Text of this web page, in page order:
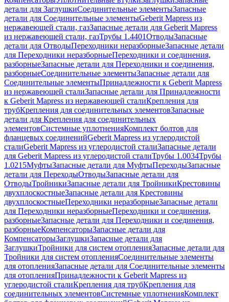
детали для ЗаглушкиСоединительные элементыЗапасные
детали для Соединительные элементыGeberit Mapress из
нержавеющей стали, газЗапасные детали для Geberit Mapress
из нержавеющей стали, газТрубы 1.4401ОтводыЗапасные
детали для ОтводыПереходники неразборныеЗапасные детали
для Переходники неразборныеПереходники и соединения,
разборныеЗапасные детали для Переходники и соединения,
разборныеСоединительные элементыЗапасные детали для
Соединительные элементыПринадлежности к Geberit Mapress
из нержавеющей сталиЗапасные детали для Принадлежности
к Geberit Mapress из нержавеющей сталиКрепления для
трубКрепления для соединительных элементовЗапасные
детали для Крепления для соединительных
элементовСистемные уплотненияКомплект болтов для
фланцевых соединенийGeberit Mapress из углеродистой
сталиGeberit Mapress из углеродистой сталиЗапасные детали
для Geberit Mapress из углеродистой сталиТрубы 1.0034Трубы
1.0215МуфтыЗапасные детали для МуфтыПереходыЗапасные
детали для ПереходыОтводыЗапасные детали для
ОтводыТройникиЗапасные детали для ТройникиКрестовины
двухплоскостныеЗапасные детали для Крестовины
двухплоскостныеПереходники неразборныеЗапасные детали
для Переходники неразборныеПереходники и соединения,
разборныеЗапасные детали для Переходники и соединения,
разборныеКомпенсаторыЗапасные детали для
КомпенсаторыЗаглушкиЗапасные детали для
ЗаглушкиТройники для систем отопленияЗапасные детали для
Тройники для систем отопленияСоединительные элементы
для отопленияЗапасные детали для Соединительные элементы
для отопленияПринадлежности к Geberit Mapress из
углеродистой сталиКрепления для трубКрепления для
соединительных элементовСистемные уплотненияКомплект